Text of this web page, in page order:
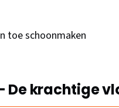
toe schoonmaken
De krachtige